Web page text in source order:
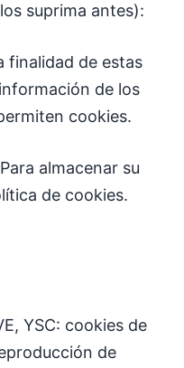
suprima antes):
finalidad de estas
de los
cookies.
almacenar su
de cookies.
YSC: cookies de
de